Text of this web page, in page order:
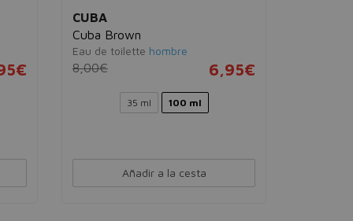
CUBA
Cuba Brown
Eau de toilette hombre
8,00€ 6,95€
35 ml 100 ml
Añadir a la cesta